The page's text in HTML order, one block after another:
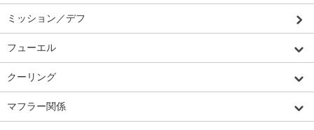
ミッション／デフ
フューエル
クーリング
マフラー関係